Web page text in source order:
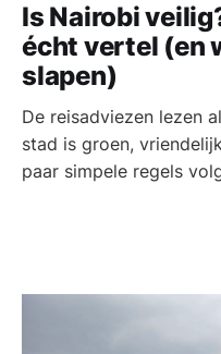
Is Nairobi
écht vertel (en
slapen)
De reisadviezen lezen
stad is groen,
paar simpele regels